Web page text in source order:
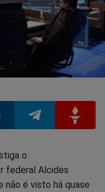
Compartilhar
no
no
o
federal Alcides
não é visto há quase